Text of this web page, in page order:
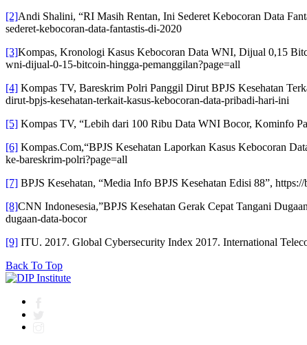
[2]Andi Shalini, “RI Masih Rentan, Ini Sederet Kebocoran Data
sederet-kebocoran-data-fantastis-di-2020
[3]Kompas, Kronologi Kasus Kebocoran Data WNI, Dijual 0,15
wni-dijual-0-15-bitcoin-hingga-pemanggilan?page=all
[4] Kompas TV, Bareskrim Polri Panggil Dirut BPJS Kesehatan
dirut-bpjs-kesehatan-terkait-kasus-kebocoran-data-pribadi-hari-ini
[5] Kompas TV, “Lebih dari 100 Ribu Data WNI Bocor, Kominfo
[6] Kompas.Com,“BPJS Kesehatan Laporkan Kasus Kebocoran
ke-bareskrim-polri?page=all
[7] BPJS Kesehatan, “Media Info BPJS Kesehatan Edisi 88”,
[8]CNN Indonesesia,”BPJS Kesehatan Gerak Cepat Tangani
dugaan-data-bocor
[9] ITU. 2017. Global Cybersecurity Index 2017. International
Back To Top